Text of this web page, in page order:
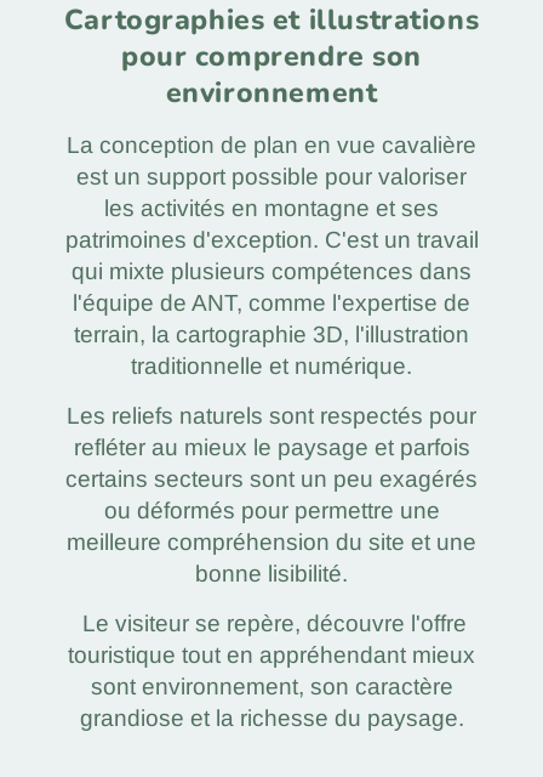
Cartographies et illustrations
pour comprendre son
environnement
La conception de plan en vue cavalière
est un support possible pour valoriser
les activités en montagne et ses
patrimoines d'exception. C'est un travail
qui mixte plusieurs compétences dans
l'équipe de ANT, comme l'expertise de
terrain, la cartographie 3D, l'illustration
traditionnelle et numérique.
Les reliefs naturels sont respectés pour
refléter au mieux le paysage et parfois
certains secteurs sont un peu exagérés
ou déformés pour permettre une
meilleure compréhension du site et une
bonne lisibilité.
Le visiteur se repère, découvre l'offre
touristique tout en appréhendant mieux
sont environnement, son caractère
grandiose et la richesse du paysage.